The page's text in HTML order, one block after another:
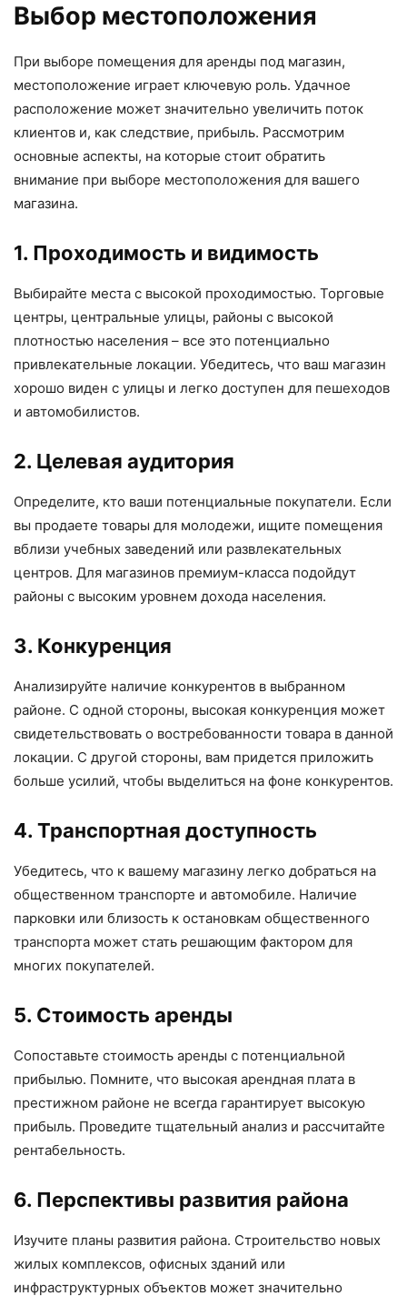
Выбор местоположения
При выборе помещения для аренды под магазин,
местоположение играет ключевую роль. Удачное
расположение может значительно увеличить поток
клиентов и, как следствие, прибыль. Рассмотрим
основные аспекты, на которые стоит обратить
внимание при выборе местоположения для вашего
магазина.
1. Проходимость и видимость
Выбирайте места с высокой проходимостью. Торговые
центры, центральные улицы, районы с высокой
плотностью населения – все это потенциально
привлекательные локации. Убедитесь, что ваш магазин
хорошо виден с улицы и легко доступен для пешеходов
и автомобилистов.
2. Целевая аудитория
Определите, кто ваши потенциальные покупатели. Если
вы продаете товары для молодежи, ищите помещения
вблизи учебных заведений или развлекательных
центров. Для магазинов премиум-класса подойдут
районы с высоким уровнем дохода населения.
3. Конкуренция
Анализируйте наличие конкурентов в выбранном
районе. С одной стороны, высокая конкуренция может
свидетельствовать о востребованности товара в данной
локации. С другой стороны, вам придется приложить
больше усилий, чтобы выделиться на фоне конкурентов.
4. Транспортная доступность
Убедитесь, что к вашему магазину легко добраться на
общественном транспорте и автомобиле. Наличие
парковки или близость к остановкам общественного
транспорта может стать решающим фактором для
многих покупателей.
5. Стоимость аренды
Сопоставьте стоимость аренды с потенциальной
прибылью. Помните, что высокая арендная плата в
престижном районе не всегда гарантирует высокую
прибыль. Проведите тщательный анализ и рассчитайте
рентабельность.
6. Перспективы развития района
Изучите планы развития района. Строительство новых
жилых комплексов, офисных зданий или
инфраструктурных объектов может значительно